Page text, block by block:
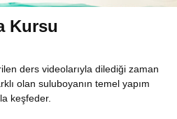
Kursu
ders videolarıyla dilediği zaman
olan suluboyanın temel yapım
keşfeder.